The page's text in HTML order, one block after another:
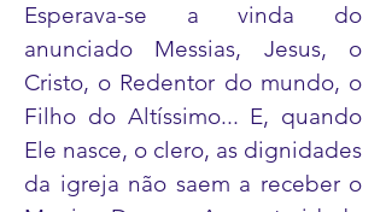
Esperava-se a vinda do
anunciado Messias, Jesus, o
Cristo, o Redentor do mundo, o
Filho do Altíssimo... E, quando
Ele nasce, o clero, as dignidades
da igreja não saem a receber o